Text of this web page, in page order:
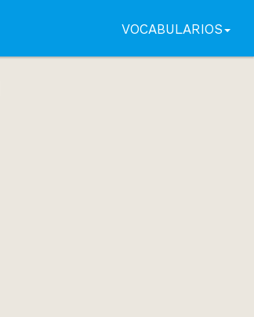
VOCABULARIOS